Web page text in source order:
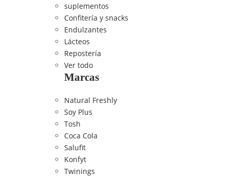
suplementos
Confitería y snacks
Endulzantes
Lácteos
Repostería
Ver todo
Marcas
Natural Freshly
Soy Plus
Tosh
Coca Cola
Salufit
Konfyt
Twinings